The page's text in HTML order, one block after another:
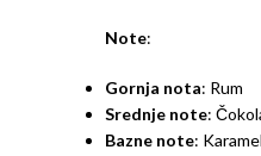
Note:
Gornja nota: Rum
Srednje note:
Bazne note: